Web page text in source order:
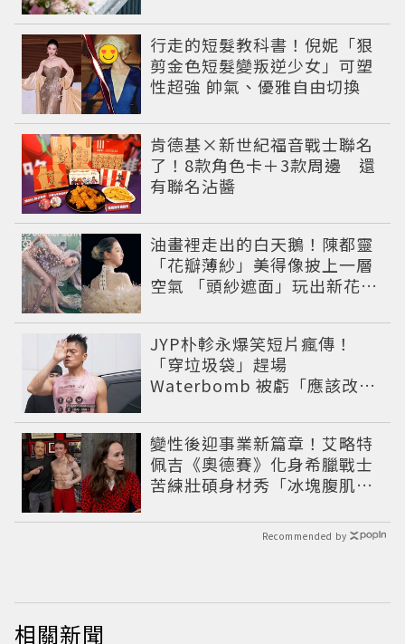
行走的短髮教科書！倪妮「狠
剪金色短髮變叛逆少女」可塑
性超強 帥氣、優雅自由切換
肯德基×新世紀福音戰士聯名
了！8款角色卡＋3款周邊 還
有聯名沾醬
油畫裡走出的白天鵝！陳都靈
「花瓣薄紗」美得像披上一層
空氣 「頭紗遮面」玩出新花樣
JYP朴軫永爆笑短片瘋傳！
「穿垃圾袋」趕場
Waterbomb 被虧「應該改名
變性後迎事業新篇章！艾略特
佩吉《奧德賽》化身希臘戰士
苦練壯碩身材秀「冰塊腹肌」
Recommended by
相關新聞